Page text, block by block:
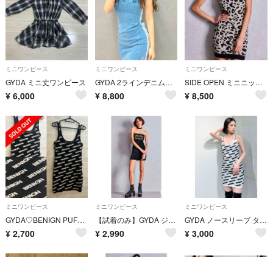
ミニワンピース
GYDA ミニ丈ワンピース
¥ 6,000
ミニワンピース
GYDA 2ラインデニムベアワンピース ミニワンピース
¥ 8,800
ミニワンピース
SIDE OPEN ミニニットワンピース
¥ 8,500
ミニワンピース
GYDA♡BENIGN PUFFジャガードタイトニットワンピース♡
¥ 2,700
ミニワンピース
【試着のみ】GYDA ジェイダ ベロアワンピース ベロアチョーカー付き
¥ 2,990
ミニワンピース
GYDA ノースリーブ タイトワンピース
¥ 3,000